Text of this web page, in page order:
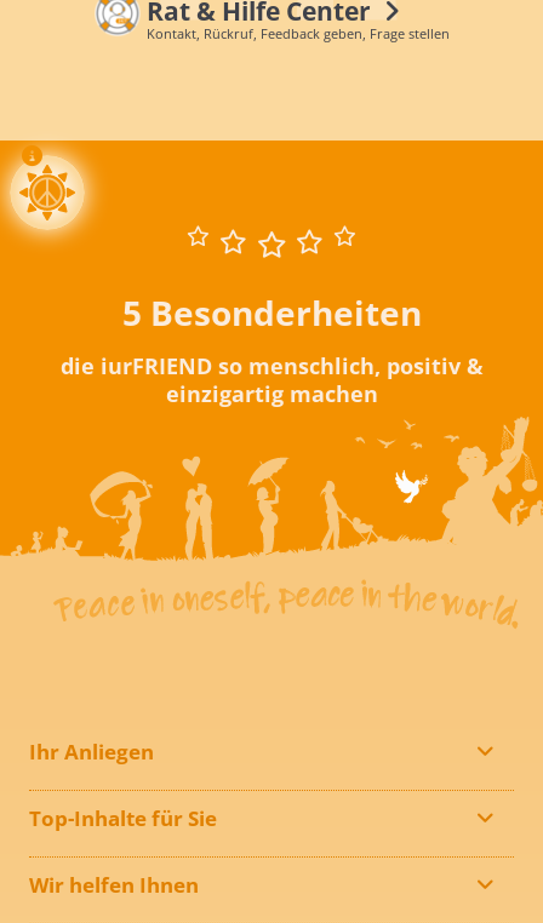
Rat & Hilfe Center
Kontakt, Rückruf, Feedback geben, Frage stellen
5 Besonderheiten
die iurFRIEND so menschlich, positiv &
einzigartig machen
Ihr Anliegen
Top-Inhalte für Sie
Wir helfen Ihnen